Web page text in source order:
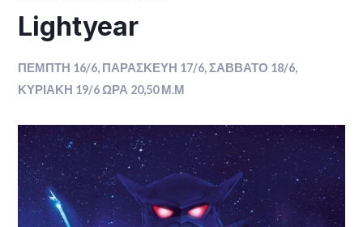
Lightyear
ΠΕΜΠΤΗ 16/6, ΠΑΡΑΣΚΕΥΗ 17/6, ΣΑΒΒΑΤΟ 18/6,
ΚΥΡΙΑΚΗ 19/6 ΩΡΑ 20,50 Μ.Μ